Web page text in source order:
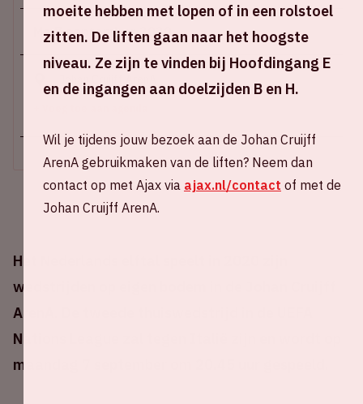
Het Nederlands elftal speelt in 2020 zijn
wedstrijden op eigen bodem in de Johan Cruijff
ArenA. De tweede thuiswedstrijd in de UEFA
Nations League zal tegen Italië zijn en wordt op
maandag 7 september om 20.45 uur gespeeld.
Ma 7 september 2020
Johan Cruijff ArenA
moeite hebben met lopen of in een rolstoel
zitten. De liften gaan naar het hoogste
niveau. Ze zijn te vinden bij Hoofdingang E
en de ingangen aan doelzijden B en H.
Wil je tijdens jouw bezoek aan de Johan Cruijff
ArenA gebruikmaken van de liften? Neem dan
contact op met Ajax via ajax.nl/contact of met de
Johan Cruijff ArenA.